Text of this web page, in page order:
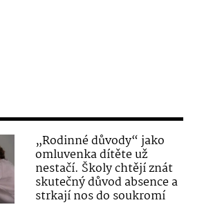
„Rodinné důvody“ jako
omluvenka dítěte už
nestačí. Školy chtějí znát
skutečný důvod absence a
strkají nos do soukromí